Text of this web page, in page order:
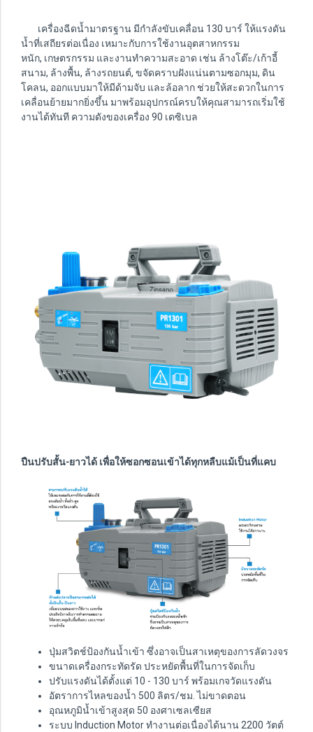
เครื่องฉีดน้ำมาตรฐาน มีกำลังขับเคลื่อน 130 บาร์ ให้แรงดัน
น้ำที่เสถียรต่อเนื่อง เหมาะกับการใช้งานอุตสาหกรรม
หนัก, เกษตรกรรม และงานทำความสะอาด เช่น ล้างโต๊ะ/เก้าอี้
สนาม, ล้างพื้น, ล้างรถยนต์, ขจัดคราบฝังแน่นตามซอกมุม, ดิน
โคลน, ออกแบบมาให้มีด้ามจับ และล้อลาก ช่วยให้สะดวกในการ
เคลื่อนย้ายมากยิ่งขึ้น มาพร้อมอุปกรณ์ครบให้คุณสามารถเริ่มใช้
งานได้ทันที ความดังของเครื่อง 90 เดซิเบล
ปืนปรับสั้น-ยาวได้ เพื่อให้ซอกซอนเข้าได้ทุกหลืบแม้เป็นที่แคบ
ปุ่มสวิตช์ป้องกันน้ำเข้า ซึ่งอาจเป็นสาเหตุของการลัดวงจร
ขนาดเครื่องกระทัดรัด ประหยัดพื้นที่ในการจัดเก็บ
ปรับแรงดันได้ตั้งแต่ 10 - 130 บาร์ พร้อมเกจวัดแรงดัน
อัตราการไหลของน้ำ 500 ลิตร/ชม. ไม่ขาดตอน
อุณหภูมิน้ำเข้าสูงสุด 50 องศาเซลเซียส
ระบบ Induction Motor ทำงานต่อเนื่องได้นาน 2200 วัตต์